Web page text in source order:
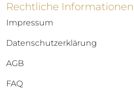
Rechtliche Informationen
Impressum
Datenschutzerklärung
AGB
FAQ